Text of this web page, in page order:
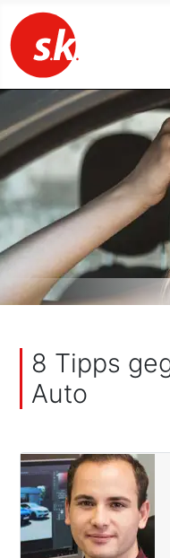
8 Tipps
Auto